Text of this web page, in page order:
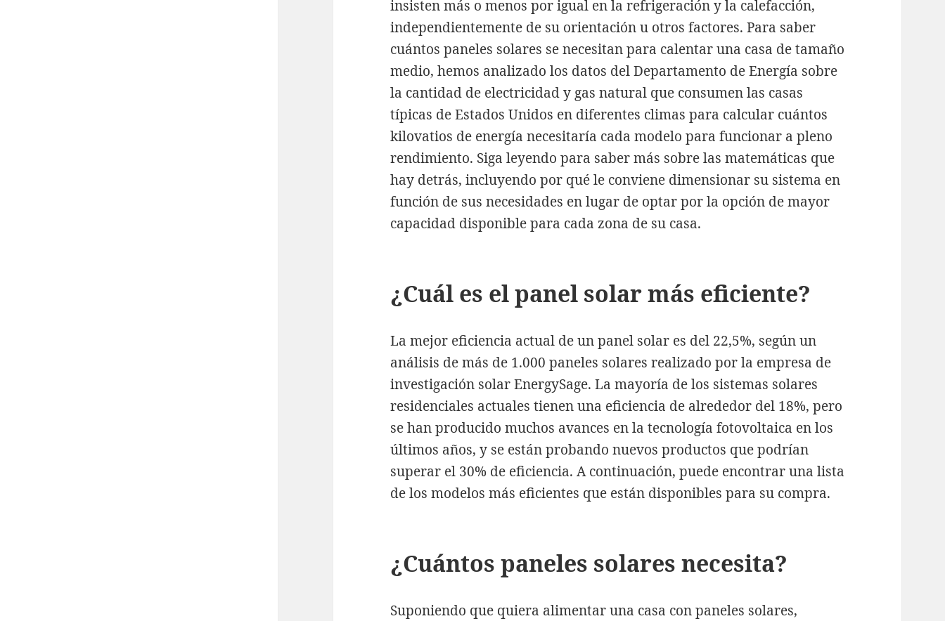
insisten más o menos por igual en la refrigeración y la calefacción,
independientemente de su orientación u otros factores. Para saber
cuántos paneles solares se necesitan para calentar una casa de tamaño
medio, hemos analizado los datos del Departamento de Energía sobre
la cantidad de electricidad y gas natural que consumen las casas
típicas de Estados Unidos en diferentes climas para calcular cuántos
kilovatios de energía necesitaría cada modelo para funcionar a pleno
rendimiento. Siga leyendo para saber más sobre las matemáticas que
hay detrás, incluyendo por qué le conviene dimensionar su sistema en
función de sus necesidades en lugar de optar por la opción de mayor
capacidad disponible para cada zona de su casa.
¿Cuál es el panel solar más eficiente?
La mejor eficiencia actual de un panel solar es del 22,5%, según un
análisis de más de 1.000 paneles solares realizado por la empresa de
investigación solar EnergySage. La mayoría de los sistemas solares
residenciales actuales tienen una eficiencia de alrededor del 18%, pero
se han producido muchos avances en la tecnología fotovoltaica en los
últimos años, y se están probando nuevos productos que podrían
superar el 30% de eficiencia. A continuación, puede encontrar una lista
de los modelos más eficientes que están disponibles para su compra.
¿Cuántos paneles solares necesita?
Suponiendo que quiera alimentar una casa con paneles solares,